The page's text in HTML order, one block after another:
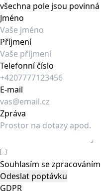
všechna pole jsou povinná
Jméno
Příjmení
Telefonní číslo
E-mail
Zpráva
Souhlasím se
GDPR